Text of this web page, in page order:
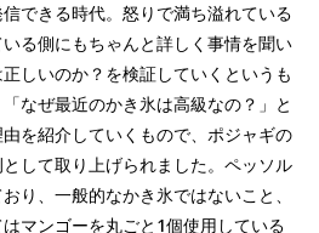
できる時代。怒りで満ち溢れている
る側にもちゃんと詳しく事情を聞い
しいのか？を検証していくというも
なぜ最近のかき氷は高級なの？」と
を紹介していくもので、ポジャギの
として取り上げられました。ペッソル
り、一般的なかき氷ではないこと、
マンゴーを丸ごと1個使用している